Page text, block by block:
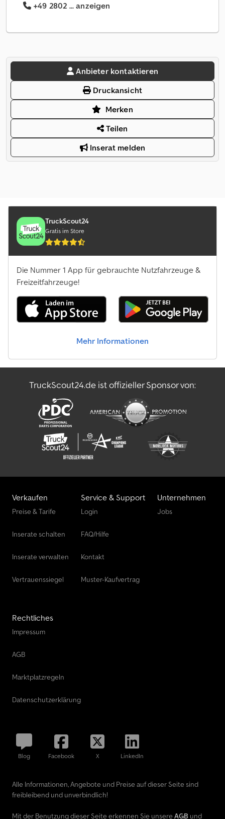
+49 2802 ... anzeigen
Anbieter kontaktieren
Druckansicht
Merken
Teilen
Inserat melden
TruckScout24
Gratis im Store
Die Nummer 1 App für gebrauchte Nutzfahrzeuge &
Freizeitfahrzeuge!
Mehr Informationen
TruckScout24.de ist offizieller Sponsor von:
Verkaufen
Preise & Tarife
Inserate schalten
Inserate verwalten
Vertrauenssiegel
Service & Support
Login
FAQ/Hilfe
Kontakt
Muster-Kaufvertrag
Unternehmen
Jobs
Rechtliches
Impressum
AGB
Marktplatzregeln
Datenschutzerklärung
Blog Facebook X LinkedIn
Alle Informationen, Angebote und Preise auf dieser Seite sind
freibleibend und unverbindlich!
Mit der Benutzung dieser Seite erkennen Sie unsere AGB und